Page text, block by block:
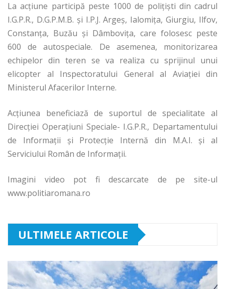
La acțiune participă peste 1000 de polițiști din cadrul
I.G.P.R., D.G.P.M.B. și I.P.J. Argeș, Ialomița, Giurgiu, Ilfov,
Constanța, Buzău și Dâmbovița, care folosesc peste
600 de autospeciale. De asemenea, monitorizarea
echipelor din teren se va realiza cu sprijinul unui
elicopter al Inspectoratului General al Aviației din
Ministerul Afacerilor Interne.
Acțiunea beneficiază de suportul de specialitate al
Direcției Operațiuni Speciale- I.G.P.R., Departamentului
de Informații și Protecție Internă din M.A.I. și al
Serviciului Român de Informații.
Imagini video pot fi descarcate de pe site-ul
www.politiaromana.ro
ULTIMELE ARTICOLE